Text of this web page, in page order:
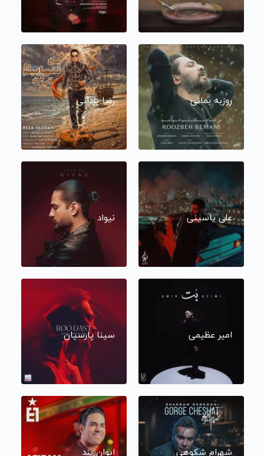
روزبه بمانی رضا یزدانی
علی یاسینی نیواد
امیر عظیمی سینا پارسیان
شهرام شکوهی ایوان بند